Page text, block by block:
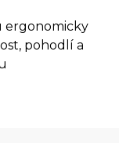
ergonomicky
pohodlí a